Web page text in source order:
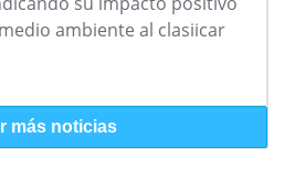
ambiente al clasiicar
más noticias